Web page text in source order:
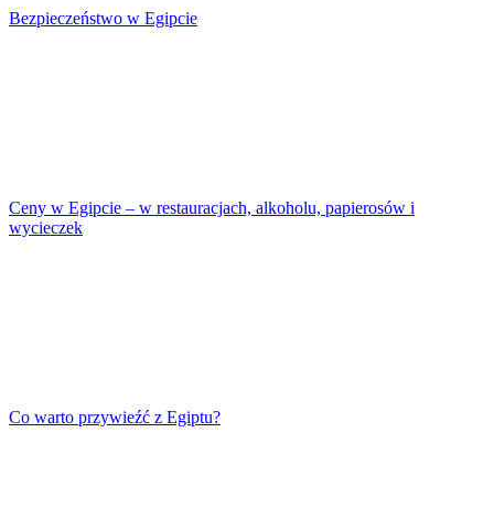
Bezpieczeństwo w Egipcie
Ceny w Egipcie – w restauracjach, alkoholu, papierosów i
wycieczek
Co warto przywieźć z Egiptu?